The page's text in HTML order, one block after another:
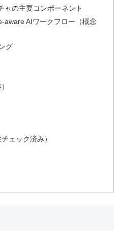
ャの主要コンポーネント
aware AIワークフロー（概念
グ
ェック済み）